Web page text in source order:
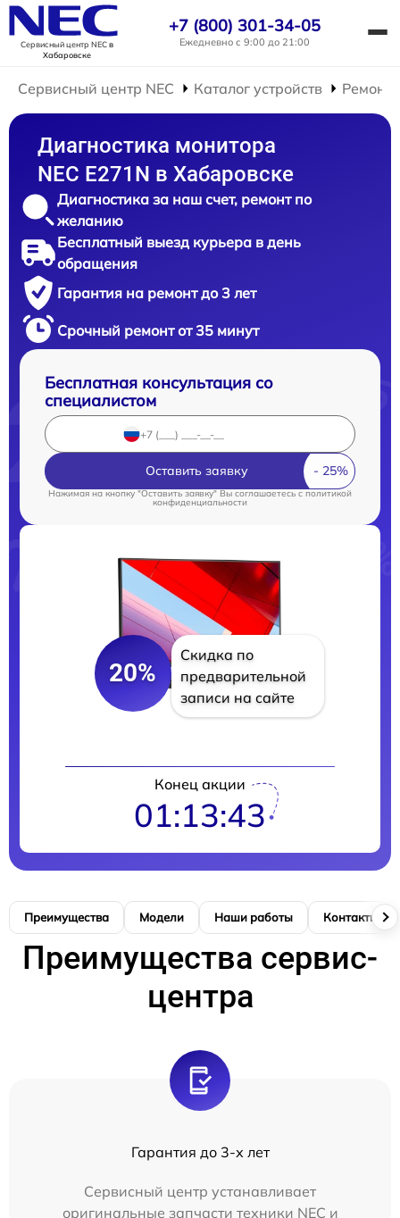
Сервисный центр NECв
Хабаровске
+7 (800) 301-34-05
Ежедневно с 9:00 до 21:00
Сервисный центр NEC Каталог устройств Ремонт
Диагностика монитора
NEC E271N в Хабаровске
Диагностика за наш счет, ремонт по
желанию
Бесплатный выезд курьера в день
обращения
Гарантия на ремонт до 3 лет
Срочный ремонт от 35 минут
Бесплатная консультация со
специалистом
Оставить заявку
Нажимая на кнопку "Оставить заявку" Вы соглашаетесь cполитикой
конфиденциальности
20%
Скидка по
предварительной
записи на сайте
Конец акции
01:13:42
Преимущества Модели Наши работы Контакты
Преимущества сервис-
центра
Гарантия до 3-х лет
Сервисный центр устанавливает
оригинальные запчасти техники NEC и